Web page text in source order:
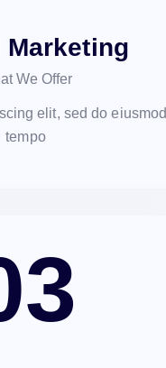
Marketing
We Offer
elit, sed do eiusmod
tempo